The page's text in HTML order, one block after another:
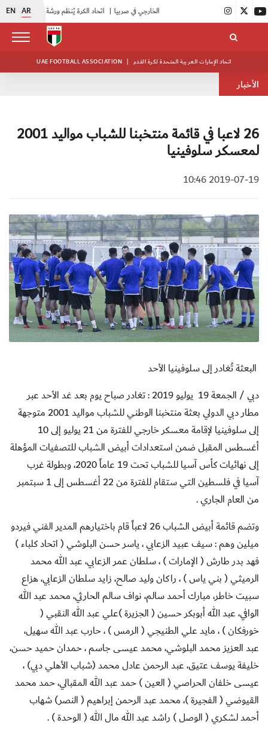
EN AR اتحاد الكرة يُنظم ورشة عمل للمراقبين المعتمدين |
UAE FOOTBALL ASSOCIATION | اتحاد الإمارات العربية المتحدة لكرة القدم
الأخبار
26 لاعبا في قائمة منتخبنا للشباب مواليد 2001
لمعسكر سلوفينيا
2019-07-19 10:46
البعثة تُغادر إلى سلوفينيا الأحد
دبي / الجمعة 19 يوليو 2019 : تغادر صباح يوم بعد غد الأحد عبر
مطار دبي الدولي بعثة منتخبنا الوطني للشباب مواليد 2001 متوجهة
إلى سلوفينيا لإقامة معسكر خارجي للفترة من 21 يوليو إلى 10
أغسطس المقبل ضمن استعدادات أبيض الشباب للتصفيات المؤهلة
إلى نهائيات كأس آسيا للشباب تحت 19 عاماً 2020، وبطولة غرب
آسيا في فلسطين التي ستقام للفترة من 22 أغسطس إلى 1 سبتمبر
من العام الجاري.
وتضم قائمة أبيض الشباب 26 لاعباً قام باختيارهم المدير الفني فيردو
ميلين وهم : سيف عبيد الزعابي ، ياسر حسن البلوشي ( اتحاد كلباء )
فهد بدر طارش ( الإمارات ) ، سلطان عمر الزعابي، عبد الله محمد
الرميثي ( بني ياس ) ، راكان وليد صالح، زايد سلطان الزعابي، هزاع
سبيت خاطر، مبارك أحمد سالم، نواف سالم الحارثي، محمد عبد الله
الوافي، عبد الله أبوبكر حسين ( الجزيرة )علي عبد الله النقبي (
خورفكان ) ، مايد علي الطنيجي ( الرمس ) ، حارب عبد الله سهيل،
عبد العزيز محمد البلوشي، محمد عيسى جاسم ، حمدان حميد حسن،
خليفة يوسف عتيق، عبد الرحمن عادل محمد (شباب الأهلي دبي) ،
عيسى خلفان الحراصي ( العين ) حمد عبد الله المقبالي، حمد محمد
القيوضي ( الفجيرة )، محمد عبد الرحمن إبراهيم ( النصر) شهاب
أحمد لشكري ( الوصل ) راشد عبد الله مال الله ( الوحدة ).